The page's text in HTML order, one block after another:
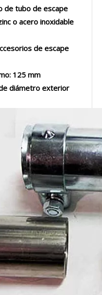
de tubo de escape
o acero inoxidable
de escape
125 mm
diámetro exterior